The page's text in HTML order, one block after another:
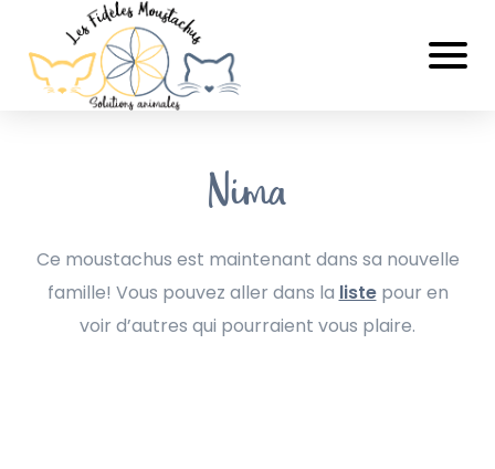
Nima
Ce moustachus est maintenant dans sa nouvelle
famille! Vous pouvez aller dans la listepour en
voir d’autres qui pourraient vous plaire.